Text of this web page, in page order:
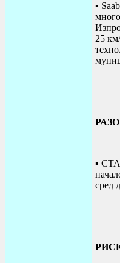
▪
25
▪
сред